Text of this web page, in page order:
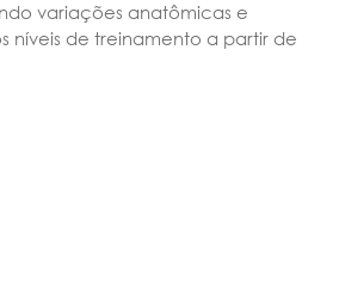
variações anatômicas e
níveis de treinamento a partir de